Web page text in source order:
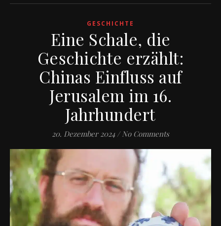
GESCHICHTE
Eine Schale, die
Geschichte erzählt:
Chinas Einfluss auf
Jerusalem im 16.
Jahrhundert
20. Dezember 2024 / No Comments